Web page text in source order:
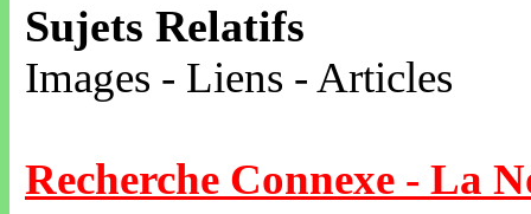
Sujets Relatifs
Images - Liens - Articles
Recherche Connexe - La